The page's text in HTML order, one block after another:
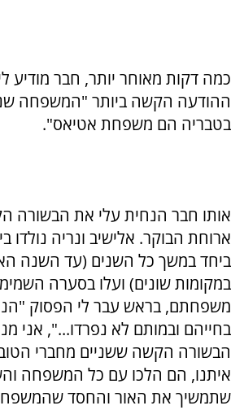
כמה דקות מאוחר יותר, חבר מודיע
ההודעה הקשה ביותר "המשפחה
בטבריה הם משפחת אטיאס".
אותו חבר הנחית עלי את הבשורה
ארוחת הבוקר. אלישיב ונריה נולדו
ביחד במשך כל השנים (עד השנה
במקומות שונים) ועלו בסערה
משפחתם, בראש עבר לי הפסוק
בחייהם ובמותם לא נפרדו...", אני
הבשורה הקשה ששניים מחברי
איתנו, הם הלכו עם כל המשפחה
שתמשיך את האור והחסד